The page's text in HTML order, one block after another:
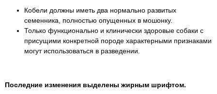
Кобели должны иметь два нормально развитых
семенника, полностью опущенных в мошонку.
Только функционально и клинически здоровые собаки с
присущими конкретной породе характерными признаками
могут использоваться в разведении.
Последние изменения выделены жирным шрифтом.